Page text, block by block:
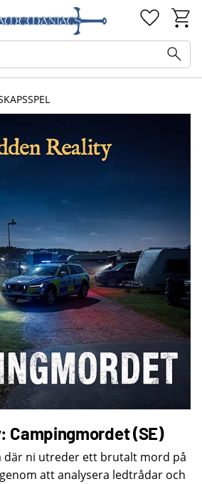
Campingmordet (SE)
där ni utreder ett brutalt mord på
att analysera ledtrådar och